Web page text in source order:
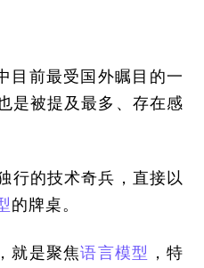
目前最受国外瞩目的一
是被提及最多、存在感
行的技术奇兵，直接以
的牌桌。
就是聚焦语言模型 ，特